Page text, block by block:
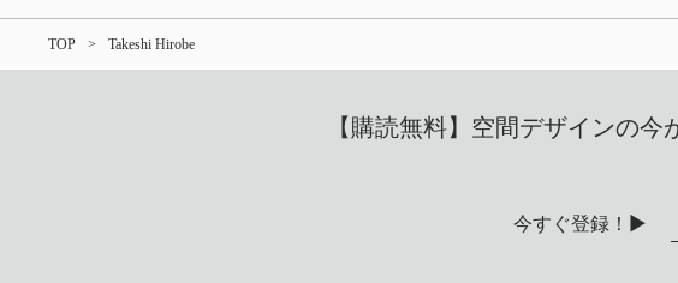
TOP Takeshi Hirobe
【購読無料】空間デザインの
今すぐ登録！▶